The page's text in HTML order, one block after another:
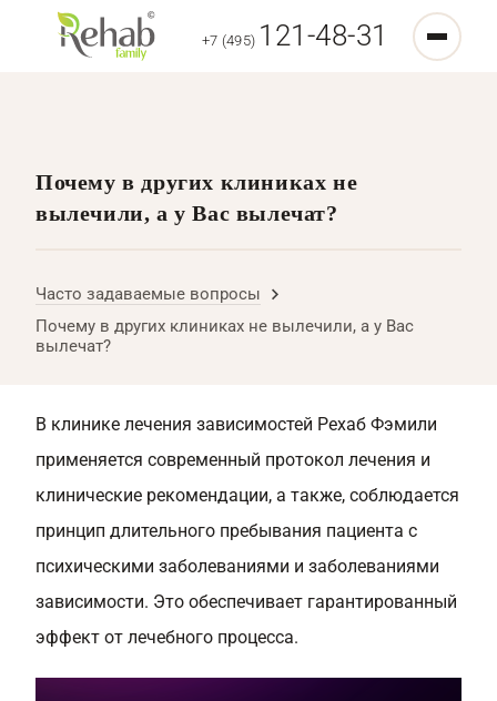
+7 (495) 121-48-31
Почему в других клиниках не
вылечили, а у Вас вылечат?
Часто задаваемые вопросы
Почему в других клиниках не вылечили, а у Вас
вылечат?
В клинике лечения зависимостей Рехаб Фэмили
применяется современный протокол лечения и
клинические рекомендации, а также, соблюдается
принцип длительного пребывания пациента с
психическими заболеваниями и заболеваниями
зависимости. Это обеспечивает гарантированный
эффект от лечебного процесса.